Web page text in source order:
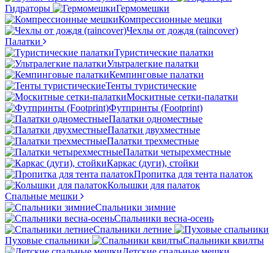
Гидраторы
Гермомешки
Компрессионные мешки
Чехлы от дождя (raincover)
Палатки
Туристические палатки
Ультралегкие палатки
Кемпинговые палатки
Тенты туристические
Москитные сетки-палатки
Футпринты (Footprint)
Палатки одноместные
Палатки двухместные
Палатки трехместные
Палатки четырехместные
Каркас (дуги), стойки
Пропитка для тента палаток
Колышки для палаток
Спальные мешки
Спальники зимние
Спальники весна-осень
Спальники летние
Пуховые спальники
Спальники квилты